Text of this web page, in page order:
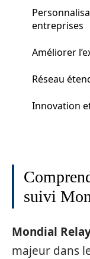
entreprises
Améliorer
Réseau
Innovation
suivi
Mondial
majeur dans